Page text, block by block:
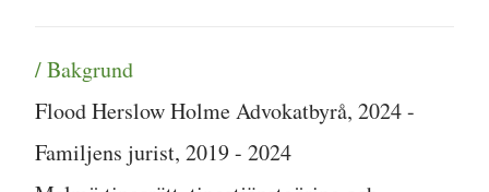
/ Bakgrund
Flood Herslow Holme Advokatbyrå, 2024 -
Familjens jurist, 2019 - 2024